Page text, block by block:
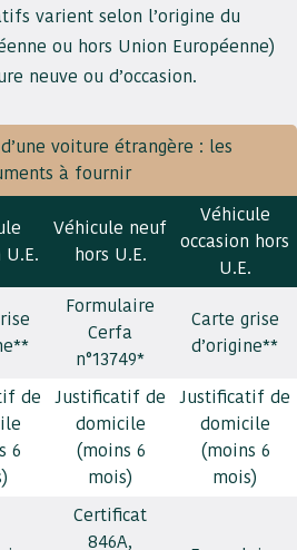
varient selon l’origine du
ou hors Union Européenne)
neuve ou d’occasion.
voiture étrangère : les
à fournir
Véhicule neuf
hors U.E.
Véhicule
occasion hors
U.E.
Formulaire
Cerfa
n°13749*
Carte grise
d’origine**
de
6
Justificatif de
domicile
(moins 6
mois)
Justificatif de
domicile
(moins 6
mois)
Certificat
846A,